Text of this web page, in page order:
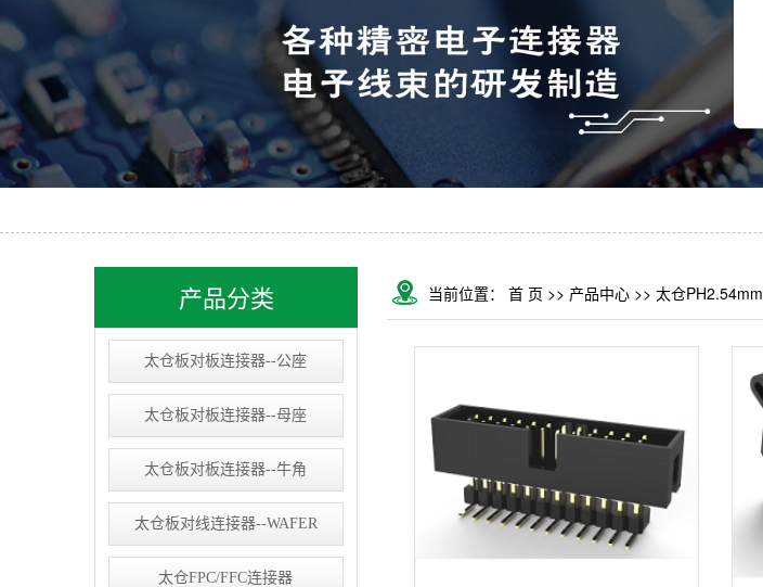
太仓板对板连接器--牛角
太仓板对线连接器--WAFER
太仓FPC/FFC连接器
太仓IC脚座连接器
太仓USB&RJ连接器
太仓IC socket
太仓线束类
太仓D-SUB连接器
经营理念
组织架构
荣誉资质
技术知识
产品分类
太仓板对板连接器--公座
太仓板对板连接器--母座
太仓板对板连接器--牛角
太仓板对线连接器--WAFER
太仓FPC/FFC连接器
当前位置： 首 页 >> 产品中心 >> 太仓PH2.54mm